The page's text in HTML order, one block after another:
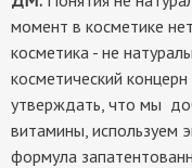
момент в косметике
косметика - не
косметический
утверждать, что мы
витамины, используем
формула